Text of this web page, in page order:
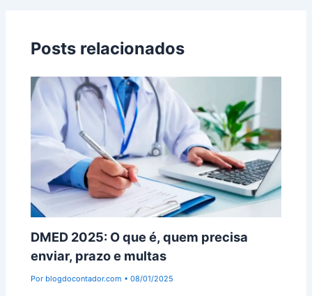
Posts relacionados
DMED 2025: O que é, quem precisa
enviar, prazo e multas
Por blogdocontador.com •08/01/2025